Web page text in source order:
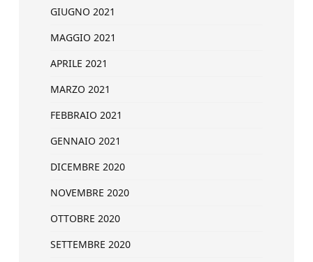
GIUGNO 2021
MAGGIO 2021
APRILE 2021
MARZO 2021
FEBBRAIO 2021
GENNAIO 2021
DICEMBRE 2020
NOVEMBRE 2020
OTTOBRE 2020
SETTEMBRE 2020